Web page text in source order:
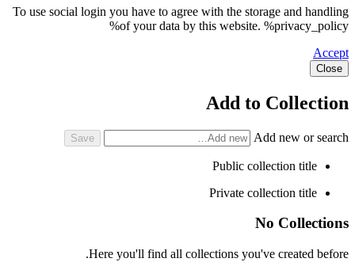
To use social login you have to agree with the storage and handling
of your data by this website. %privacy_policy%
Accept
Close
Add to Collection
Add new or search
Public collection title
Private collection title
No Collections
Here you'll find all collections you've created before.